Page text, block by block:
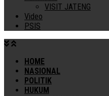
VISIT JATENG
Video
PSIS
HOME
NASIONAL
POLITIK
HUKUM